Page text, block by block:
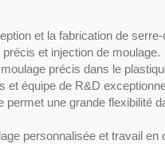
et la fabrication de
et injection de moulage.
précis dans le
et équipe de R&D
permet une grande flexibilité
personnalisée et travail